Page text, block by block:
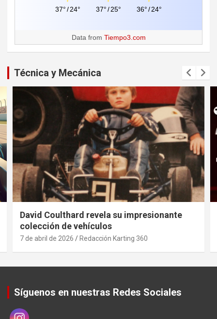
37°/24° 37°/25° 36°/24°
Data from Tiempo3.com
Técnica y Mecánica
David Coulthard revela su impresionante
colección de vehículos
7 de abril de 2026 Redacción Karting 360
Síguenos en nuestras Redes Sociales